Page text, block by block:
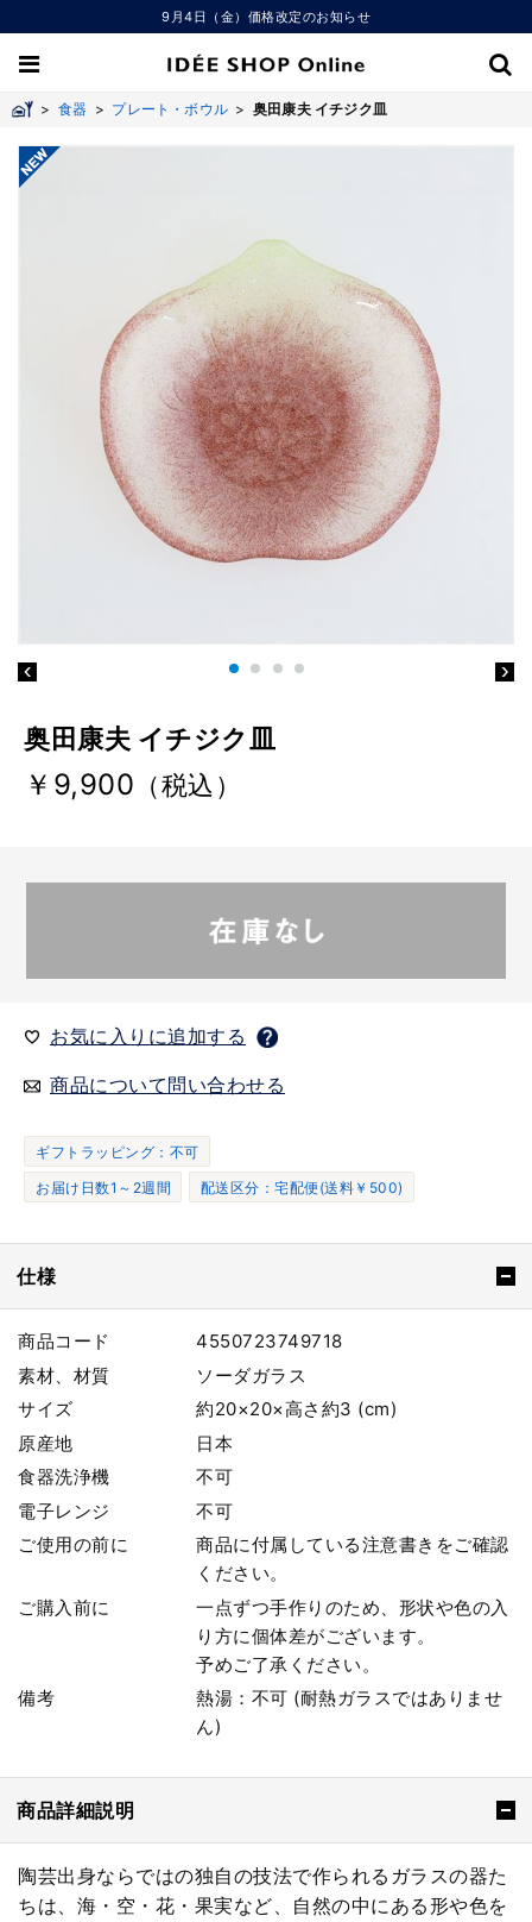
9月4日（金）価格改定のお知らせ
> 食器 > プレート・ボウル >奥田康夫 イチジク皿
奥田康夫 イチジク皿
￥9,900 （税込）
お気に入りに追加する
商品について問い合わせる
ギフトラッピング：不可
お届け日数1～2週間
配送区分：宅配便(送料￥500)
仕様
商品コード
4550723749718
素材、材質
ソーダガラス
サイズ
約20×20×高さ約3 (cm)
原産地
日本
食器洗浄機
不可
電子レンジ
不可
ご使用の前に
商品に付属している注意書きをご確認
ください。
ご購入前に
一点ずつ手作りのため、形状や色の入
り方に個体差がございます。
予めご了承ください。
備考
熱湯：不可 (耐熱ガラスではありませ
ん)
商品詳細説明
陶芸出身ならではの独自の技法で作られるガラスの器た
ちは、海・空・花・果実など、自然の中にある形や色を